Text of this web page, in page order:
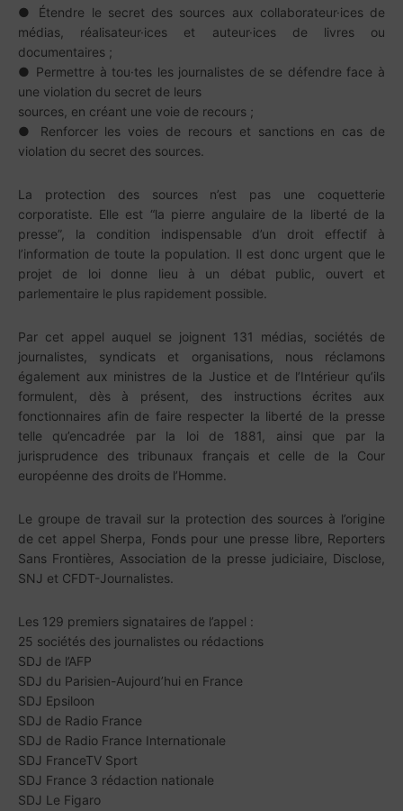
● Étendre le secret des sources aux collaborateur·ices de
médias, réalisateur·ices et auteur·ices de livres ou
documentaires ;
● Permettre à tou·tes les journalistes de se défendre face à
une violation du secret de leurs
sources, en créant une voie de recours ;
● Renforcer les voies de recours et sanctions en cas de
violation du secret des sources.
La protection des sources n’est pas une coquetterie
corporatiste. Elle est “la pierre angulaire de la liberté de la
presse”, la condition indispensable d’un droit effectif à
l’information de toute la population. Il est donc urgent que le
projet de loi donne lieu à un débat public, ouvert et
parlementaire le plus rapidement possible.
Par cet appel auquel se joignent 131 médias, sociétés de
journalistes, syndicats et organisations, nous réclamons
également aux ministres de la Justice et de l’Intérieur qu’ils
formulent, dès à présent, des instructions écrites aux
fonctionnaires afin de faire respecter la liberté de la presse
telle qu’encadrée par la loi de 1881, ainsi que par la
jurisprudence des tribunaux français et celle de la Cour
européenne des droits de l’Homme.
Le groupe de travail sur la protection des sources à l’origine
de cet appel Sherpa, Fonds pour une presse libre, Reporters
Sans Frontières, Association de la presse judiciaire, Disclose,
SNJ et CFDT-Journalistes.
Les 129 premiers signataires de l’appel :
25 sociétés des journalistes ou rédactions
SDJ de l’AFP
SDJ du Parisien-Aujourd’hui en France
SDJ Epsiloon
SDJ de Radio France
SDJ de Radio France Internationale
SDJ FranceTV Sport
SDJ France 3 rédaction nationale
SDJ Le Figaro